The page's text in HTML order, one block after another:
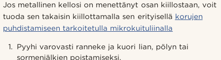
Jos metallinen kellosi on menettänyt osan kiillostaan, voit
tuoda sen takaisin kiillottamalla sen erityisellä korujen
puhdistamiseen tarkoitetulla mikrokuituliinalla
Pyyhi varovasti ranneke ja kuori lian, pölyn tai
sormenjälkien poistamiseksi.